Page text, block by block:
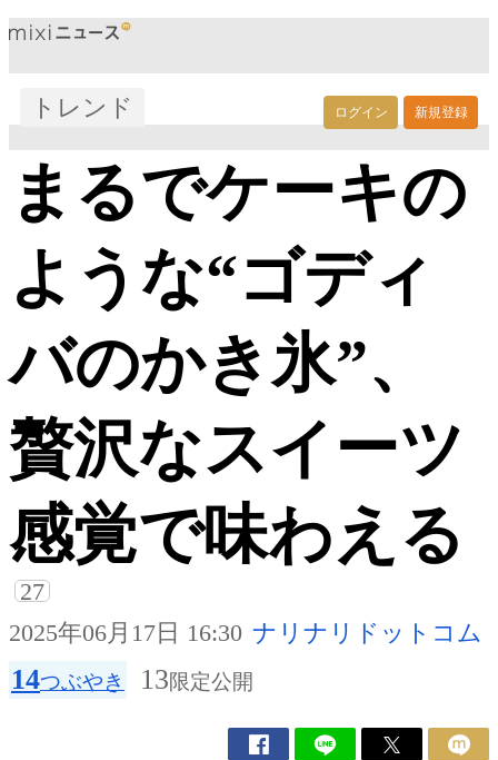
ログイン 新規登録
トレンド
まるでケーキの
ような“ゴディ
バのかき氷”、
贅沢なスイーツ
感覚で味わえる
27
2025年06月17日 16:30 ナリナリドットコム
14つぶやき 13限定公開